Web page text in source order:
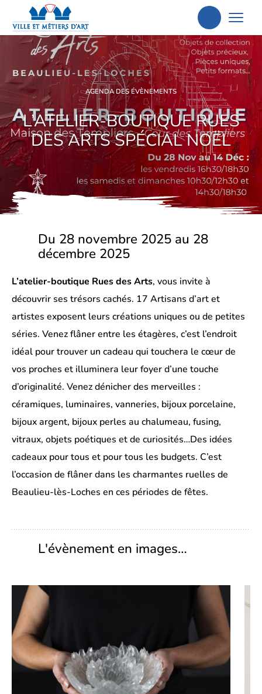
Aller
à
la
recherche
AGENDA DES ÉVÈNEMENTS
L’ATELIER-BOUTIQUE RUES
DES ARTS SPÉCIAL NOËL
Du 28 novembre 2025 au 28
décembre 2025
L’atelier-boutique Rues des Arts, vous invite à
découvrir ses trésors cachés. 17 Artisans d’art et
artistes exposent leurs créations uniques ou de petites
séries. Venez flâner entre les étagères, c’est l’endroit
idéal pour trouver un cadeau qui touchera le cœur de
vos proches et illuminera leur foyer d’une touche
d’originalité. Venez dénicher des merveilles :
céramiques, luminaires, vanneries, bijoux porcelaine,
bijoux argent, bijoux perles au chalumeau, fusing,
vitraux, objets poétiques et de curiosités…Des idées
cadeaux pour tous et pour tous les budgets. C’est
l’occasion de flâner dans les charmantes ruelles de
Beaulieu-lès-Loches en ces périodes de fêtes.
L'évènement en images…